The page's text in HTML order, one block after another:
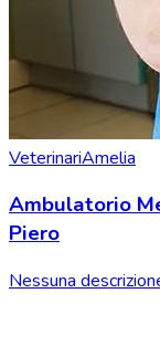
VeterinariAmelia
Ambulatorio
Piero
Nessuna